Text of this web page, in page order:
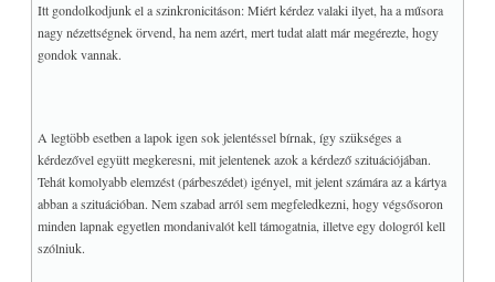
Itt gondolkodjunk el a szinkronicitáson: Miért kérdez valaki ilyet, ha a műsora
nagy nézettségnek örvend, ha nem azért, mert tudat alatt már megérezte, hogy
gondok vannak.
A legtöbb esetben a lapok igen sok jelentéssel bírnak, így szükséges a
kérdezővel együtt megkeresni, mit jelentenek azok a kérdező szituációjában.
Tehát komolyabb elemzést (párbeszédet) igényel, mit jelent számára az a kártya
abban a szituációban. Nem szabad arról sem megfeledkezni, hogy végsősoron
minden lapnak egyetlen mondanivalót kell támogatnia, illetve egy dologról kell
szólniuk.